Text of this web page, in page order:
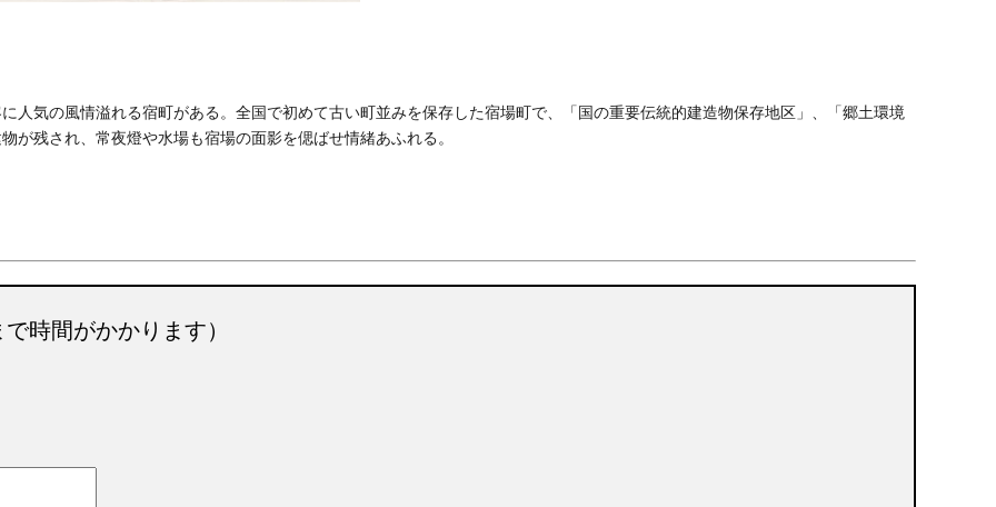
人気の風情溢れる宿町がある。全国で初めて古い町並みを保存した宿場町で、「国の重要伝統的建造物保存地区」、「郷土環境
が残され、常夜燈や水場も宿場の面影を偲ばせ情緒あふれる。
時間がかかります）